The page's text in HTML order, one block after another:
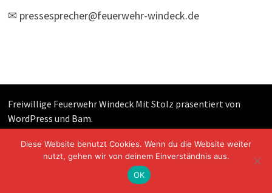
✉ pressesprecher@feuerwehr-windeck.de
Freiwillige Feuerwehr Windeck Mit Stolz präsentiert von
WordPress und Bam.
Diese Website benutzt Cookies. Wenn du die Website weiter
nutzt, gehen wir von deinem Einverständnis aus.
OK